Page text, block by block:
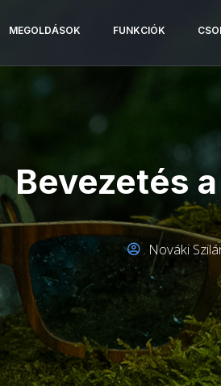
MEGOLDÁSOK FUNKCIÓK
Bevezetés
Nováki